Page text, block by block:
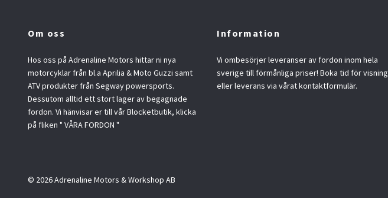
Om oss
Hos oss på Adrenaline Motors hittar ni nya
motorcyklar från bl.a Aprilia & Moto Guzzi samt
ATV produkter från Segway powersports.
Dessutom alltid ett stort lager av begagnade
fordon. Vi hänvisar er till vår Blocketbutik, klicka
på fliken " VÅRA FORDON "
Information
Vi ombesörjer leveranser av fordon inom hela
sverige till förmånliga priser! Boka tid för visning
eller leverans via vårat kontaktformulär.
© 2026 Adrenaline Motors & Workshop AB